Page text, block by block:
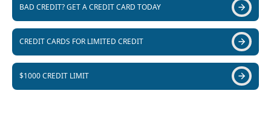
BAD CREDIT? GET A CREDIT CARD TODAY
CREDIT CARDS FOR LIMITED CREDIT
$1000 CREDIT LIMIT